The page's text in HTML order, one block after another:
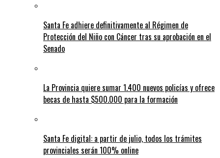
Santa Fe adhiere definitivamente al Régimen de
Protección del Niño con Cáncer tras su aprobación en el
Senado
La Provincia quiere sumar 1.400 nuevos policías y ofrece
becas de hasta $500.000 para la formación
Santa Fe digital: a partir de julio, todos los trámites
provinciales serán 100% online